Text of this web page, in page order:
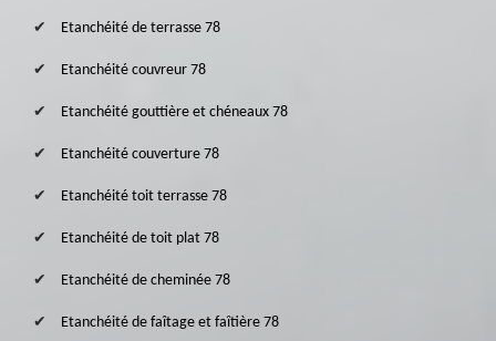
Etanchéité de terrasse 78
Etanchéité couvreur 78
Etanchéité gouttière et chéneaux 78
Etanchéité couverture 78
Etanchéité toit terrasse 78
Etanchéité de toit plat 78
Etanchéité de cheminée 78
Etanchéité de faîtage et faîtière 78